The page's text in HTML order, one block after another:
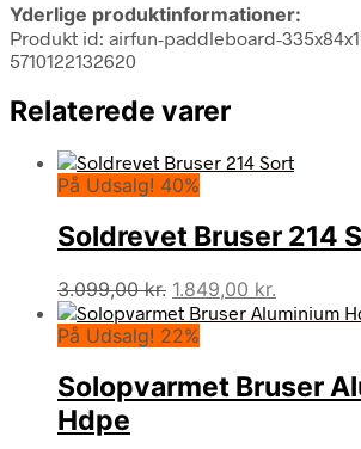
Yderlige produktinformationer:
Produkt id: airfun-paddleboard-
5710122132620
Relaterede varer
På Udsalg! 40%
Soldrevet Bruser 214
3.099,00kr. Den
oprindelige
pris
3.099,00 kr..
1.849,00 kr.
aktuelle
1.849,00
På Udsalg! 22%
Solopvarmet Bruser
Hdpe